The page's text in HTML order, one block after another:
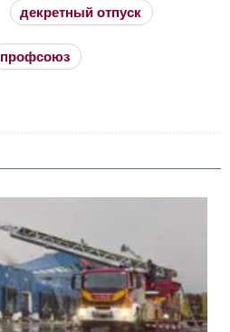
декретный отпуск
профсоюз